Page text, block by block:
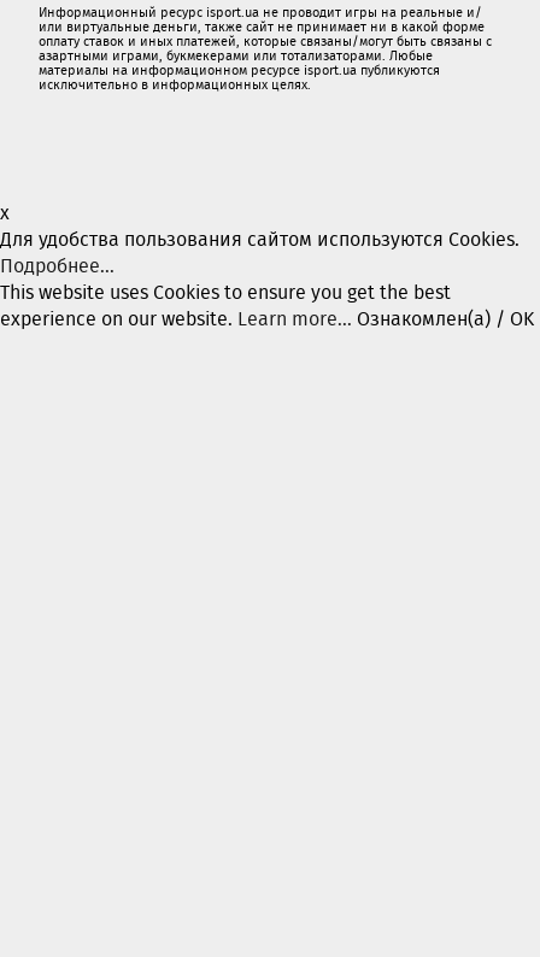
Информационный ресурс isport.ua не проводит игры на реальные и/
или виртуальные деньги, также сайт не принимает ни в какой форме
oплaту ставок и иных платежей, которые связаны/могут быть связаны c
азартными игрaми, букмекерами или тотализаторами. Любые
материалы на информационном ресурсе isport.ua публикуютcя
исключительно в информационных целях.
x
Для удобства пользования сайтом используются Cookies.
Подробнее...
This website uses Cookies to ensure you get the best
experience on our website. Learn more... Ознакомлен(а) / OK